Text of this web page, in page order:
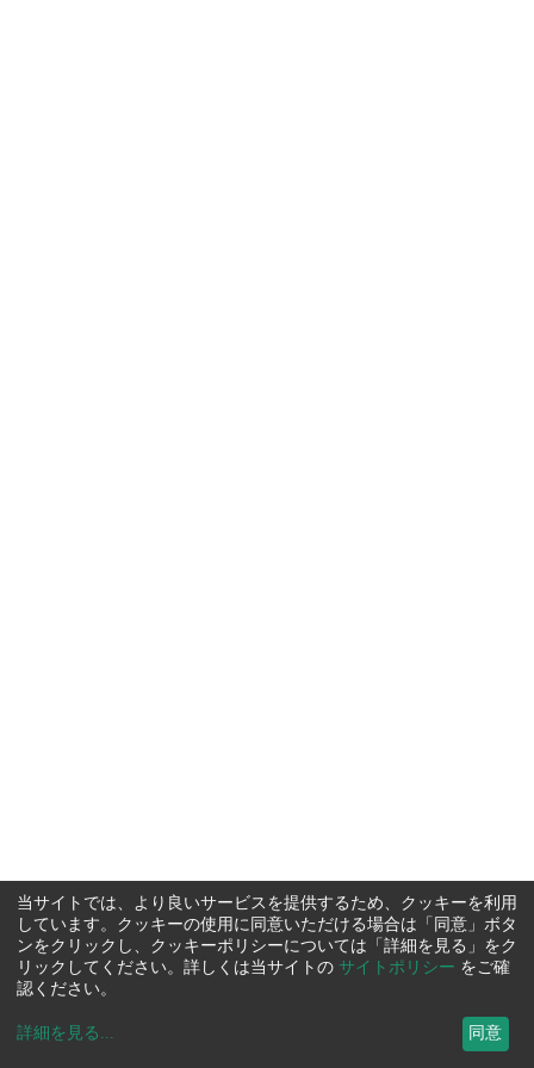
当サイトでは、より良いサービスを提供するため、クッキーを利用
しています。クッキーの使用に同意いただける場合は「同意」ボタ
ンをクリックし、クッキーポリシーについては「詳細を見る」をク
リックしてください。詳しくは当サイトの サイトポリシー をご確
認ください。
詳細を見る ... 同意